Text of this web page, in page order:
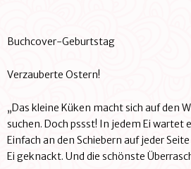
Buchcover-Geburtstag
Verzauberte Ostern!
„Das kleine Küken macht sich auf den
suchen. Doch pssst! In jedem Ei wartet
Einfach an den Schiebern auf jeder
Ei geknackt. Und die schönste